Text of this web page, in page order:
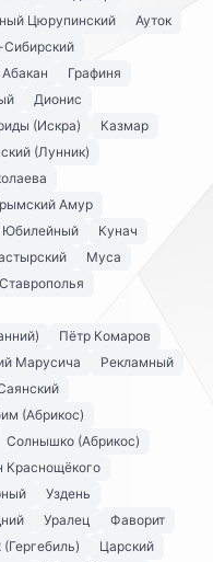
Цюрупинский
Ауток
Сибирский
Графиня
Дионис
(Искра)
Казмар
(Лунник)
Амур
Юбилейный
Кунач
Муса
Пётр Комаров
Марусича
Рекламный
(Абрикос)
Солнышко (Абрикос)
Краснощёкого
Уздень
Уралец
Фаворит
Царский